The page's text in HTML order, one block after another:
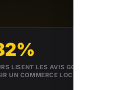
LISENT LES AVIS GOOGLE
UN COMMERCE LOCAL